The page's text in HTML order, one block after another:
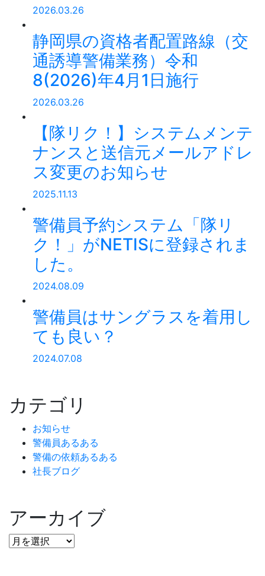
2026.03.26
静岡県の資格者配置路線（交
通誘導警備業務）令和
8(2026)年4月1日施行
2026.03.26
【隊リク！】システムメンテ
ナンスと送信元メールアドレ
ス変更のお知らせ
2025.11.13
警備員予約システム「隊リ
ク！」がNETISに登録されま
した。
2024.08.09
警備員はサングラスを着用し
ても良い？
2024.07.08
カテゴリ
お知らせ
警備員あるある
警備の依頼あるある
社長ブログ
アーカイブ